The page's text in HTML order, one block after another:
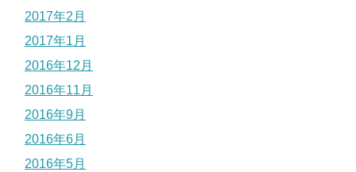
2017年2月
2017年1月
2016年12月
2016年11月
2016年9月
2016年6月
2016年5月